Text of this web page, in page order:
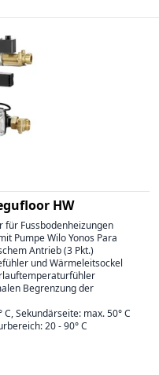
HW
für Fussbodenheizungen
Pumpe Wilo Yonos Para
Antrieb (3 Pkt.)
und Wärmeleitsockel
Begrenzung der
Sekundärseite: max. 50° C
20 - 90° C